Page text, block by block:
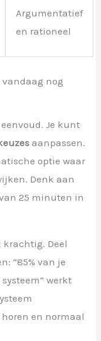
Argumentatief
en rationeel
nog
Je kunt
aanpassen.
optie waar
Denk aan
25 minuten in
Deel
“85% van je
werkt
en normaal